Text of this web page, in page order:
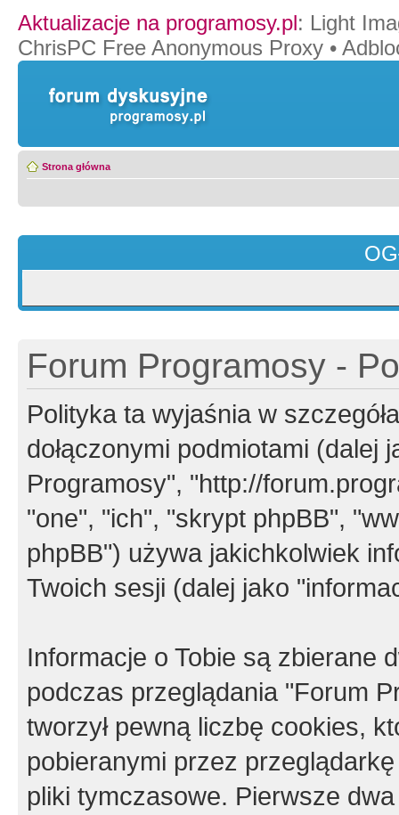
Aktualizacje na programosy.pl: Light
ChrisPC Free Anonymous Proxy •
Strona główna
Forum Programosy -
Polityka ta wyjaśnia w
dołączonymi podmiotami (dalej
Programosy", "http://
"one", "ich", "skrypt phpBB",
phpBB") używa jakichkolwiek
Twoich sesji (dalej jako
Informacje o Tobie są zbierane
podczas przeglądania "Forum
tworzył pewną liczbę cookies,
pobieranymi przez
pliki tymczasowe. Pierwsze